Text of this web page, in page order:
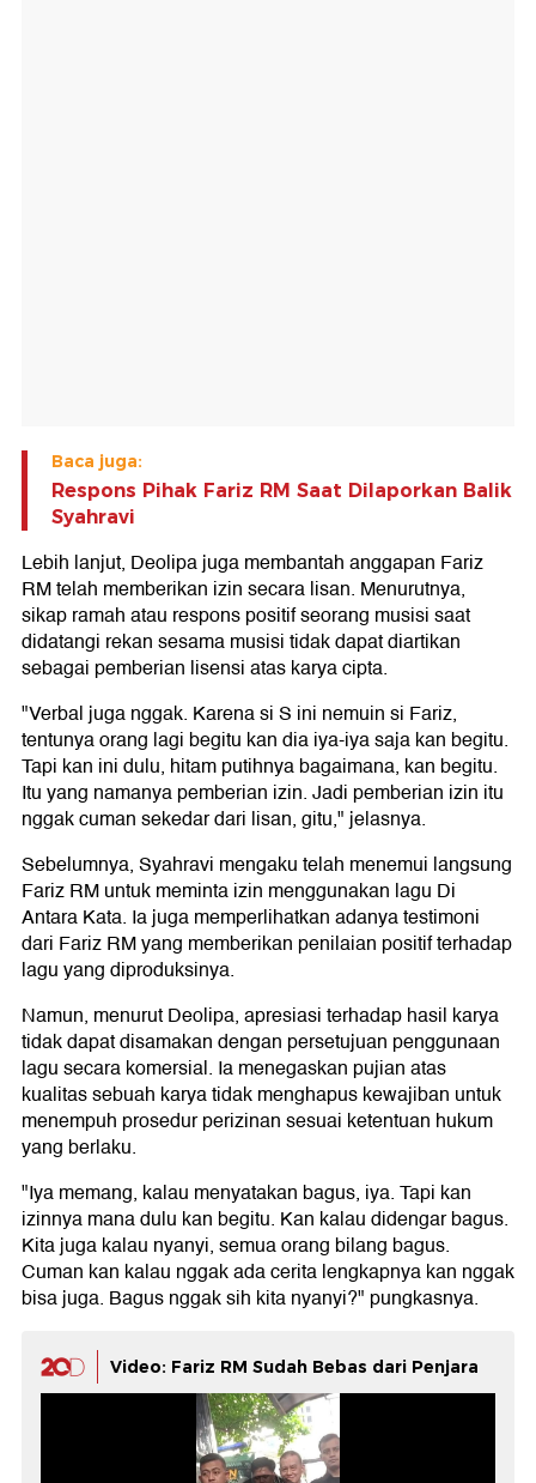
Baca juga:
Respons Pihak Fariz RM Saat Dilaporkan Balik
Syahravi
Lebih lanjut, Deolipa juga membantah anggapan Fariz
RM telah memberikan izin secara lisan. Menurutnya,
sikap ramah atau respons positif seorang musisi saat
didatangi rekan sesama musisi tidak dapat diartikan
sebagai pemberian lisensi atas karya cipta.
"Verbal juga nggak. Karena si S ini nemuin si Fariz,
tentunya orang lagi begitu kan dia iya-iya saja kan begitu.
Tapi kan ini dulu, hitam putihnya bagaimana, kan begitu.
Itu yang namanya pemberian izin. Jadi pemberian izin itu
nggak cuman sekedar dari lisan, gitu," jelasnya.
Sebelumnya, Syahravi mengaku telah menemui langsung
Fariz RM untuk meminta izin menggunakan lagu Di
Antara Kata. Ia juga memperlihatkan adanya testimoni
dari Fariz RM yang memberikan penilaian positif terhadap
lagu yang diproduksinya.
Namun, menurut Deolipa, apresiasi terhadap hasil karya
tidak dapat disamakan dengan persetujuan penggunaan
lagu secara komersial. Ia menegaskan pujian atas
kualitas sebuah karya tidak menghapus kewajiban untuk
menempuh prosedur perizinan sesuai ketentuan hukum
yang berlaku.
"Iya memang, kalau menyatakan bagus, iya. Tapi kan
izinnya mana dulu kan begitu. Kan kalau didengar bagus.
Kita juga kalau nyanyi, semua orang bilang bagus.
Cuman kan kalau nggak ada cerita lengkapnya kan nggak
bisa juga. Bagus nggak sih kita nyanyi?" pungkasnya.
Video: Fariz RM Sudah Bebas dari Penjara